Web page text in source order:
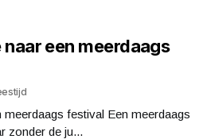
een meerdaags
meerdaags festival Een meerdaags
zonder de ju...